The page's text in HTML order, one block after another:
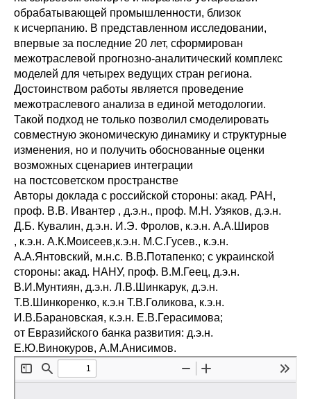
Проблемы прогнозирования
О журнале
Номера журналов
Редакционная этика
Информация для авторов
Общие требования
Стандарты оформления
Научные труды
О журнале
Выпуски
Редакционная этика
Информация для авторов
обрабатывающей промышленности, близок
к исчерпанию. В представленном исследовании,
впервые за последние 20 лет, сформирован
межотраслевой прогнозно-аналитический комплекс
моделей для четырех ведущих стран региона.
Достоинством работы является проведение
межотраслевого анализа в единой методологии.
Такой подход не только позволил смоделировать
совместную экономическую динамику и структурные
изменения, но и получить обоснованные оценки
возможных сценариев интеграции
на постсоветском пространстве
Авторы доклада с российской стороны: акад. РАН,
проф. В.В. Ивантер , д.э.н., проф. М.Н. Узяков, д.э.н.
Д.Б. Кувалин, д.э.н. И.Э. Фролов, к.э.н. А.А.Широв
, к.э.н. А.К.Моисеев,к.э.н. М.С.Гусев., к.э.н.
А.А.Янтовский, м.н.с. В.В.Потапенко; с украинской
стороны: акад. НАНУ, проф. В.М.Геец, д.э.н.
В.И.Мунтиян, д.э.н. Л.В.Шинкарук, д.э.н.
Т.В.Шинкоренко, к.э.н Т.В.Голикова, к.э.н.
И.В.Барановская, к.э.н. Е.В.Герасимова;
от Евразийского банка развития: д.э.н.
Е.Ю.Винокуров, А.М.Анисимов.